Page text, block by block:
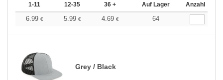
1-11 12-35 36 + Auf Lager Anzahl
6.99 € 5.99 € 4.69 € 64
Grey / Black